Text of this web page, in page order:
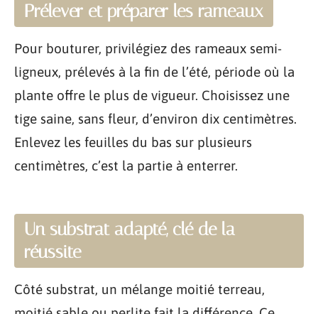
Prélever et préparer les rameaux
Pour bouturer, privilégiez des rameaux semi-
ligneux, prélevés à la fin de l’été, période où la
plante offre le plus de vigueur. Choisissez une
tige saine, sans fleur, d’environ dix centimètres.
Enlevez les feuilles du bas sur plusieurs
centimètres, c’est la partie à enterrer.
Un substrat adapté, clé de la
réussite
Côté substrat, un mélange moitié terreau,